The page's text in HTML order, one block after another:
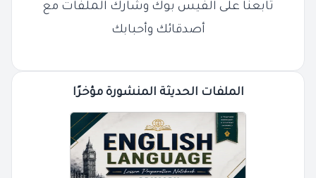
تابعنا على الفيس بوك وشارك الملفات مع
أصدقائك وأحبابك
الملفات الحديثة المنشورة مؤخرًا